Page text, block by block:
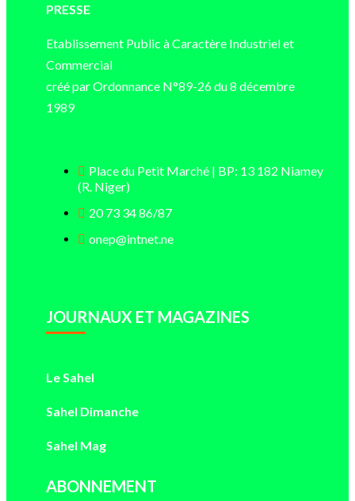
PRESSE
Etablissement Public à Caractère Industriel et
Commercial
créé par Ordonnance N°89-26 du 8 décembre
1989
Place du Petit Marché | BP: 13 182 Niamey
(R. Niger)
20 73 34 86/87
onep@intnet.ne
JOURNAUX ET MAGAZINES
Le Sahel
Sahel Dimanche
Sahel Mag
ABONNEMENT